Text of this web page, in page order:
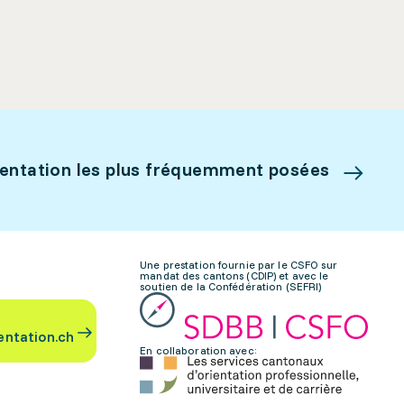
les plus fréquemment posées
Une prestation fournie par le CSFO sur
mandat des cantons (CDIP) et avec le
soutien de la Confédération (SEFRI)
En collaboration avec: